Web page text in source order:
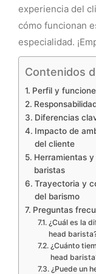
experiencia del
cómo funcionan
especialidad.
Contenidos
Perfil y
Diferencias
Impacto de
del cliente
Herramientas
baristas
Trayectoria y
del barismo
Preguntas
¿Cuál es la
head
¿Cuánto
head
¿Puede un